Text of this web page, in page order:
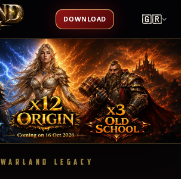
DOWNLOAD 🇬🇷
WARLAND LEGACY